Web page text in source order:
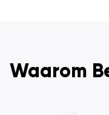
Waarom